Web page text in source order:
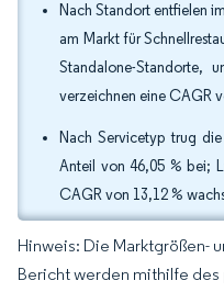
Nach Standort entfielen
am Markt für
Standalone-Standorte,
verzeichnen eine CAGR
Nach Servicetyp trug
Anteil von 46,05 % bei;
CAGR von 13,12 %
Hinweis: Die Marktgrößen-
Bericht werden mithilfe